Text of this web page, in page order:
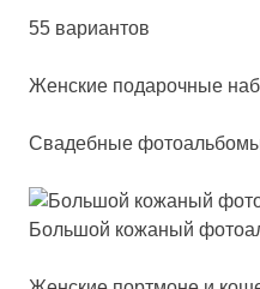
55 вариантов
Жен­ские по­да­роч­ные
Свадебные
Боль­шой ко­жа­ный